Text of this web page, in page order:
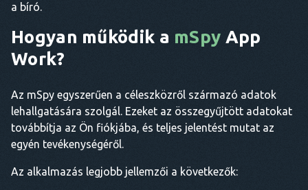
a bíró.
Hogyan működik a mSpy App
Work?
Az mSpy egyszerűen a céleszközről származó adatok
lehallgatására szolgál. Ezeket az összegyűjtött adatokat
továbbítja az Ön fiókjába, és teljes jelentést mutat az
egyén tevékenységéről.
Az alkalmazás legjobb jellemzői a következők: